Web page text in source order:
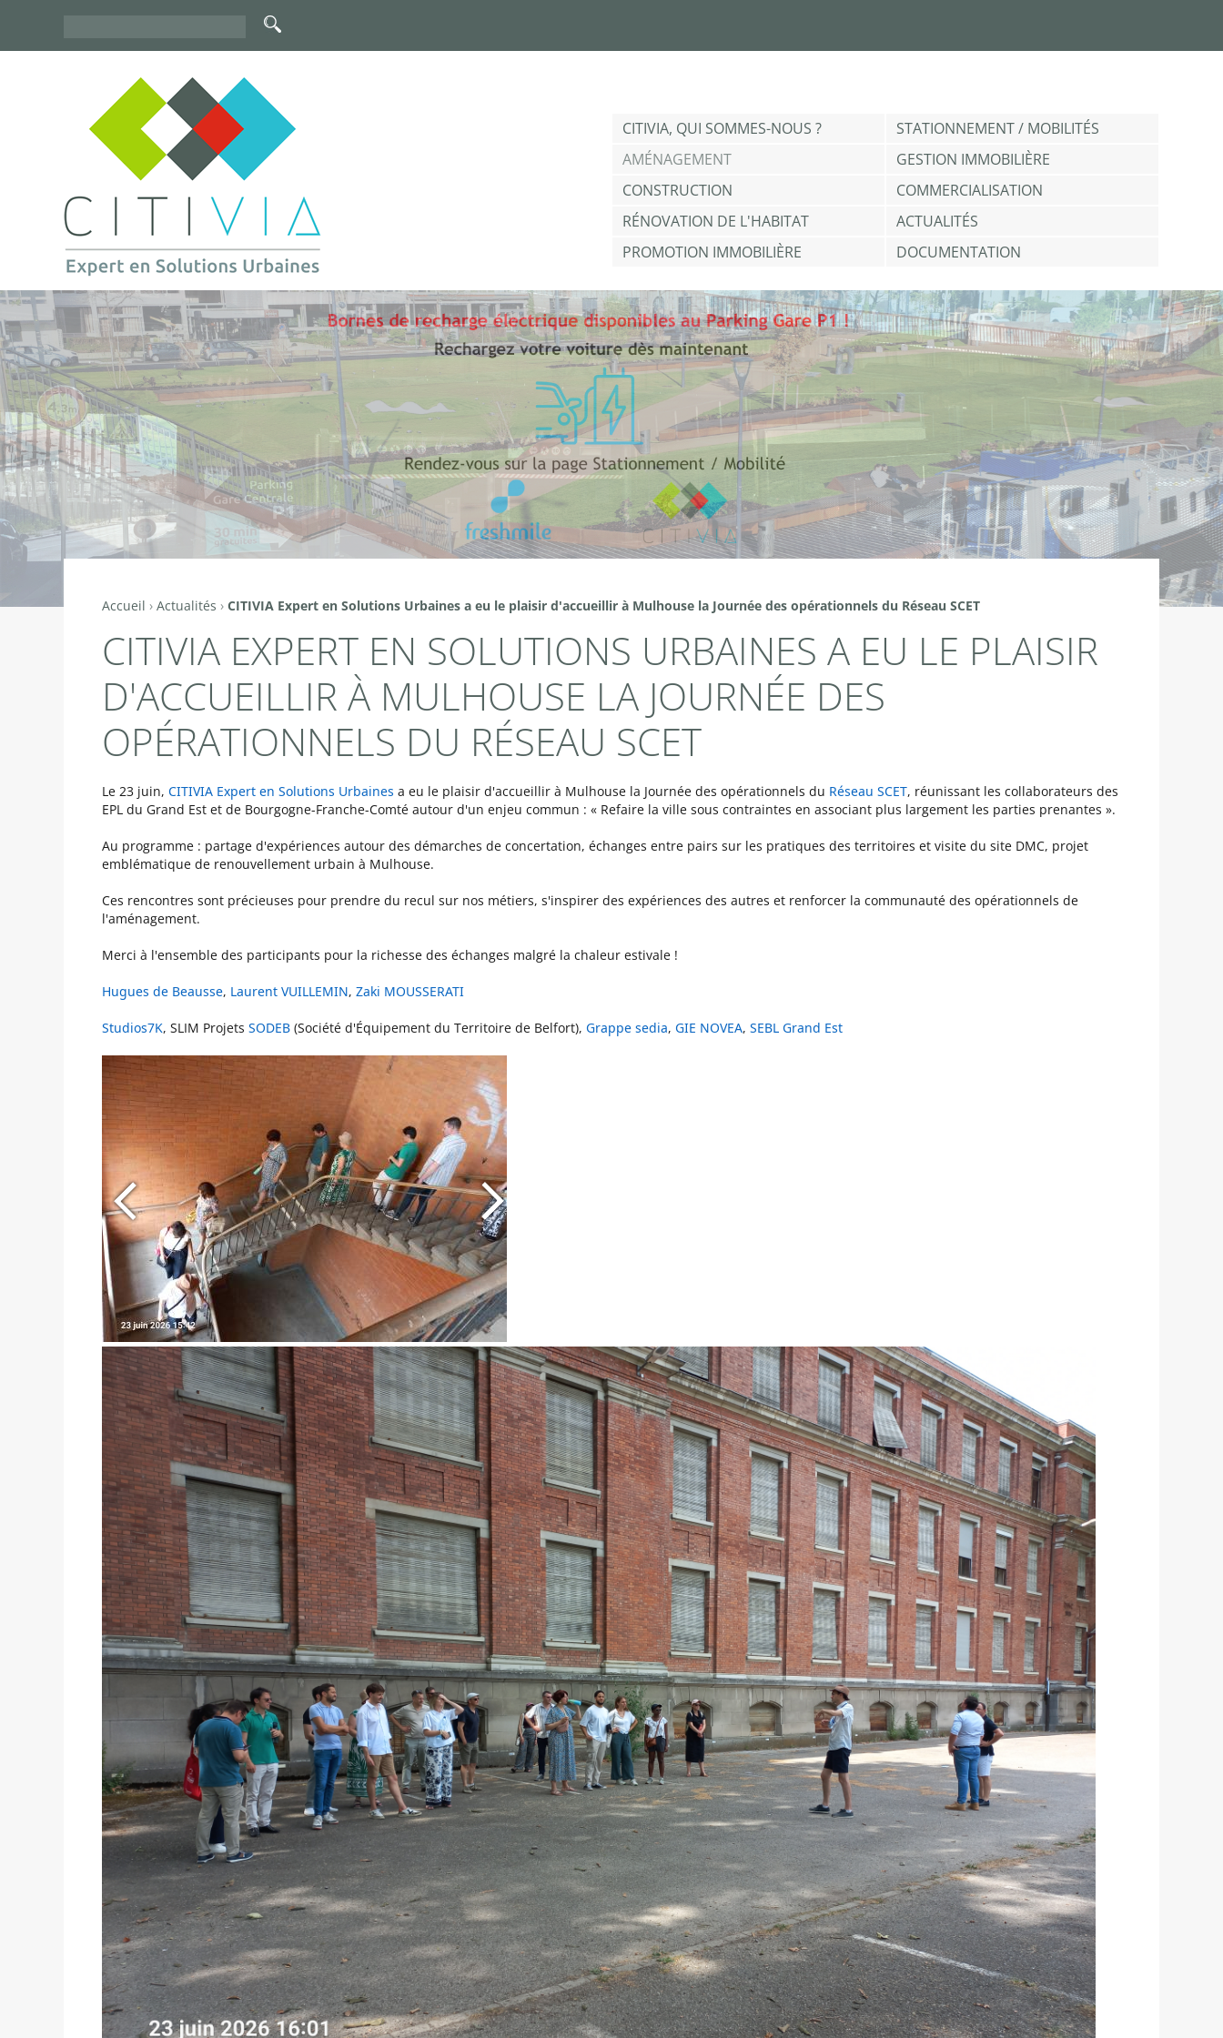
de
recherche
CITIVIA, QUI SOMMES-NOUS ?
STATIONNEMENT / MOBILITÉS
AMÉNAGEMENT
GESTION IMMOBILIÈRE
CONSTRUCTION
COMMERCIALISATION
RÉNOVATION DE L'HABITAT
ACTUALITÉS
PROMOTION IMMOBILIÈRE
DOCUMENTATION
Vous
êtes
ici
Accueil › Actualités › CITIVIA Expert en Solutions Urbaines a eu le plaisir d'accueillir à Mulhouse la Journée des opérationnels du Réseau SCET
CITIVIA EXPERT EN SOLUTIONS URBAINES A EU LE PLAISIR
D'ACCUEILLIR À MULHOUSE LA JOURNÉE DES
OPÉRATIONNELS DU RÉSEAU SCET
Le 23 juin, CITIVIA Expert en Solutions Urbaines a eu le plaisir d'accueillir à Mulhouse la Journée des opérationnels du Réseau SCET, réunissant les collaborateurs des
EPL du Grand Est et de Bourgogne-Franche-Comté autour d'un enjeu commun : « Refaire la ville sous contraintes en associant plus largement les parties prenantes ».
Au programme : partage d'expériences autour des démarches de concertation, échanges entre pairs sur les pratiques des territoires et visite du site DMC, projet
emblématique de renouvellement urbain à Mulhouse.
Ces rencontres sont précieuses pour prendre du recul sur nos métiers, s'inspirer des expériences des autres et renforcer la communauté des opérationnels de
l'aménagement.
Merci à l'ensemble des participants pour la richesse des échanges malgré la chaleur estivale !
Hugues de Beausse, Laurent VUILLEMIN, Zaki MOUSSERATI
Studios7K, SLIM Projets SODEB (Société d'Équipement du Territoire de Belfort), Grappe sedia, GIE NOVEA, SEBL Grand Est